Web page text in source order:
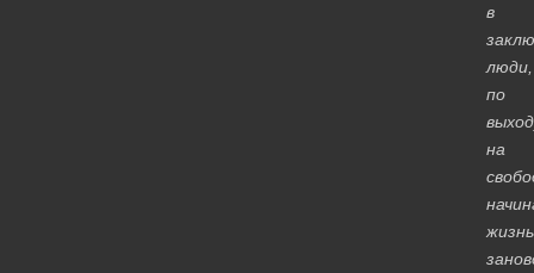
в
люди,
по
на
жизнь